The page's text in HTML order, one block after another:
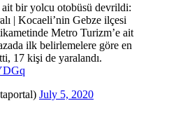
bir yolcu otobüsü devrildi:
| Kocaeli’nin Gebze ilçesi
Metro Turizm’e ait
ilk belirlemelere göre en
17 kişi de yaralandı.
July 5, 2020